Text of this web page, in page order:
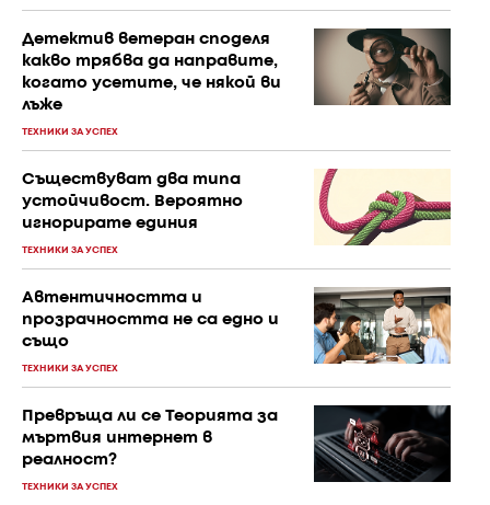
Детектив ветеран споделя
какво трябва да направите,
когато усетите, че някой ви
лъже
ТЕХНИКИ ЗА УСПЕХ
Съществуват два типа
устойчивост. Вероятно
игнорирате единия
ТЕХНИКИ ЗА УСПЕХ
Автентичността и
прозрачността не са едно и
също
ТЕХНИКИ ЗА УСПЕХ
Превръща ли се Теорията за
мъртвия интернет в
реалност?
ТЕХНИКИ ЗА УСПЕХ